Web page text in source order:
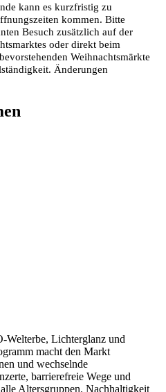
kann es kurzfristig zu
kommen. Bitte
Besuch zusätzlich auf der
oder direkt beim
Weihnachtsmärkte
Änderungen
Lichterglanz und
macht den Markt
und wechselnde
barrierefreie Wege und
Altersgruppen. Nachhaltigkeit